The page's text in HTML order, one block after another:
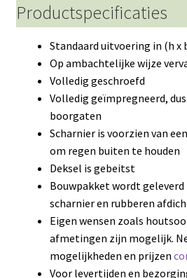
Productspecificaties
Standaard uitvoering in (h x
Op ambachtelijke wijze
Volledig geschroefd
Volledig geïmpregneerd,
boorgaten
Scharnier is voorzien van
om regen buiten te houden
Deksel is gebeitst
Bouwpakket wordt geleverd
scharnier en rubberen
Eigen wensen zoals
afmetingen zijn mogelijk.
mogelijkheden en prijzen
Voor levertijden en